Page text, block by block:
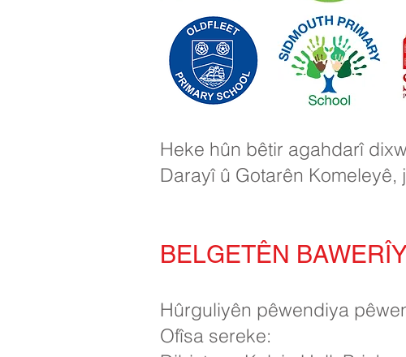
Heke hûn bêtir agahdarî
Darayî û Gotarên
BELGETÊN
Hûrguliyên pêwendiya
Ofîsa sereke: